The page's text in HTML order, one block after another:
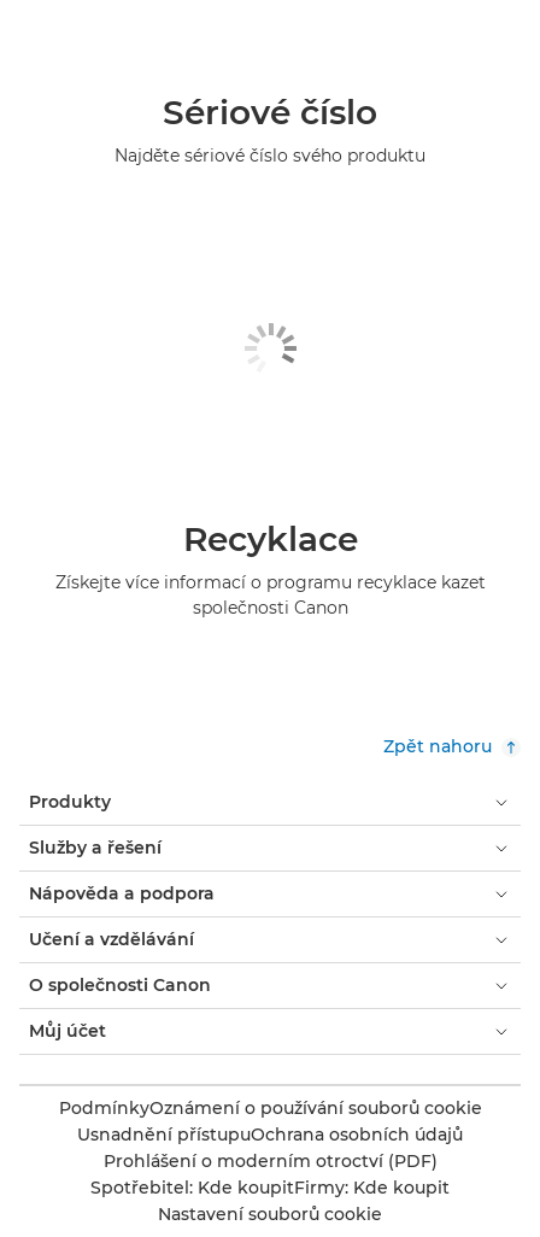
Sériové číslo
Najděte sériové číslo svého produktu
Recyklace
Získejte více informací o programu recyklace kazet
společnosti Canon
Zpět nahoru
Produkty
Služby a řešení
Nápověda a podpora
Učení a vzdělávání
O společnosti Canon
Můj účet
PodmínkyOznámení o používání souborů cookie
Usnadnění přístupuOchrana osobních údajů
Prohlášení o moderním otroctví (PDF)
Spotřebitel: Kde koupitFirmy: Kde koupit
Nastavení souborů cookie